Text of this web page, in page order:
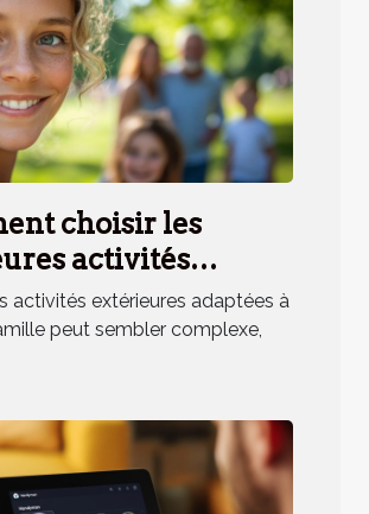
choisir les
activités
pour toute la
?
activités extérieures adaptées à
peut sembler complexe,